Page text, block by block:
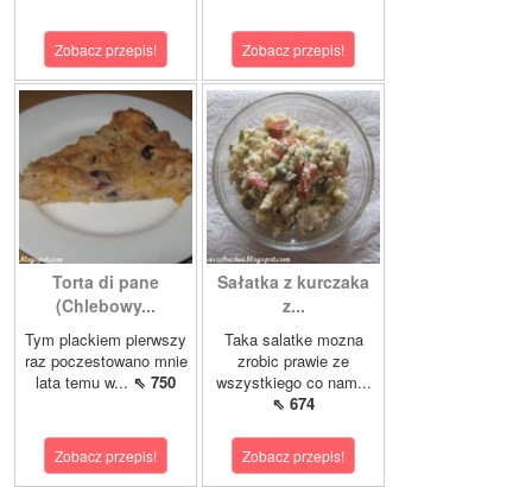
Zobacz przepis! Zobacz przepis!
Torta di pane
(Chlebowy...
Tym plackiem pierwszy
raz poczestowano mnie
lata temu w... ⇖ 750
Zobacz przepis!
Sałatka z kurczaka
z...
Taka salatke mozna
zrobic prawie ze
wszystkiego co nam...
⇖ 674
Zobacz przepis!